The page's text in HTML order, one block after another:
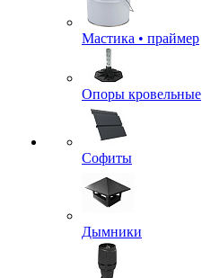
Мастика • праймер
Опоры кровельные
Софиты
Дымники